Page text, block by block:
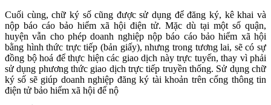
Cuối cùng, chữ ký số cũng được sử dụng để đăng ký, kê khai và
nộp báo cáo bảo hiểm xã hội điện tử. Mặc dù tại một số quận,
huyện vẫn cho phép doanh nghiệp nộp báo cáo bảo hiểm xã hội
bằng hình thức trực tiếp (bản giấy), nhưng trong tương lai, sẽ có sự
đồng bộ hoá để thực hiện các giao dịch này trực tuyến, thay vì phải
sử dụng phương thức giao dịch trực tiếp truyền thống. Sử dụng chữ
ký số sẽ giúp doanh nghiệp đăng ký tài khoản trên cổng thông tin
điện tử bảo hiểm xã hội để nộ